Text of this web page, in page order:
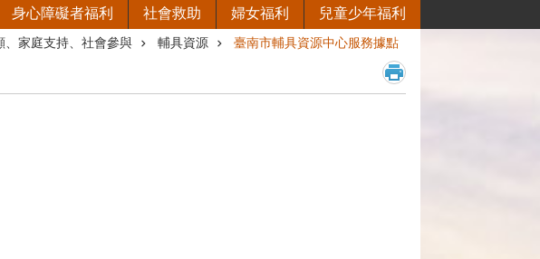
身心障礙者福利 社會救助 婦女福利 兒童少年福利
、家庭支持、社會參與 輔具資源 臺南市輔具資源中心服務據點